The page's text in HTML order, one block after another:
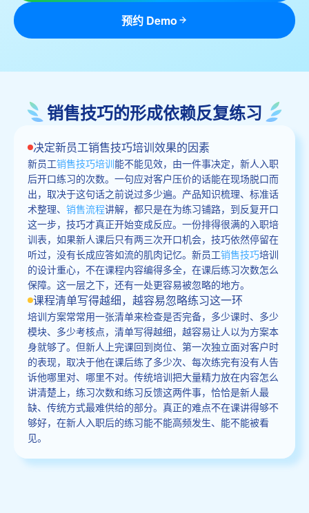
预约 Demo
销售技巧的形成依赖反复练习
决定新员工销售技巧培训效果的因素
新员工销售技巧培训能不能见效，由一件事决定，新人入职
后开口练习的次数。一句应对客户压价的话能在现场脱口而
出，取决于这句话之前说过多少遍。产品知识梳理、标准话
术整理、 销售流程讲解，都只是在为练习铺路，到反复开口
这一步，技巧才真正开始变成反应。一份排得很满的入职培
训表，如果新人课后只有两三次开口机会，技巧依然停留在
听过，没有长成应答如流的肌肉记忆。新员工销售技巧培训
的设计重心，不在课程内容编得多全，在课后练习次数怎么
保障。这一层之下，还有一处更容易被忽略的地方。
课程清单写得越细，越容易忽略练习这一环
培训方案常常用一张清单来检查是否完备，多少课时、多少
模块、多少考核点，清单写得越细，越容易让人以为方案本
身就够了。但新人上完课回到岗位、第一次独立面对客户时
的表现，取决于他在课后练了多少次、每次练完有没有人告
诉他哪里对、哪里不对。传统培训把大量精力放在内容怎么
讲清楚上，练习次数和练习反馈这两件事，恰恰是新人最
缺、传统方式最难供给的部分。真正的难点不在课讲得够不
够好，在新人入职后的练习能不能高频发生、能不能被看
见。